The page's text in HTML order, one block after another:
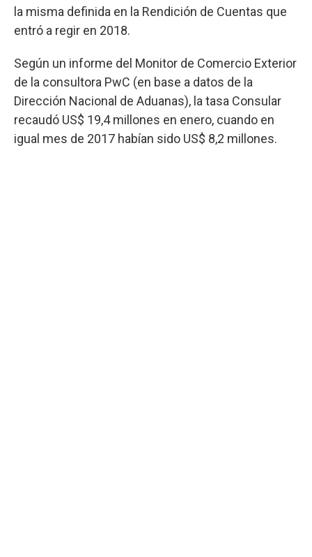
la misma definida en la Rendición de Cuentas que
entró a regir en 2018.
Según un informe del Monitor de Comercio Exterior
de la consultora PwC (en base a datos de la
Dirección Nacional de Aduanas), la tasa Consular
recaudó US$ 19,4 millones en enero, cuando en
igual mes de 2017 habían sido US$ 8,2 millones.